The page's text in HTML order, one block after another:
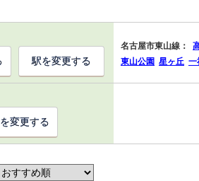
名古屋市東山線：
東山公園 星ヶ丘 一
駅を変更する
変更する